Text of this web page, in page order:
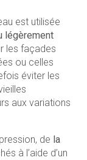
est utilisée
légèrement
les façades
ou celles
éviter les
aux variations
de la
à l’aide d’un